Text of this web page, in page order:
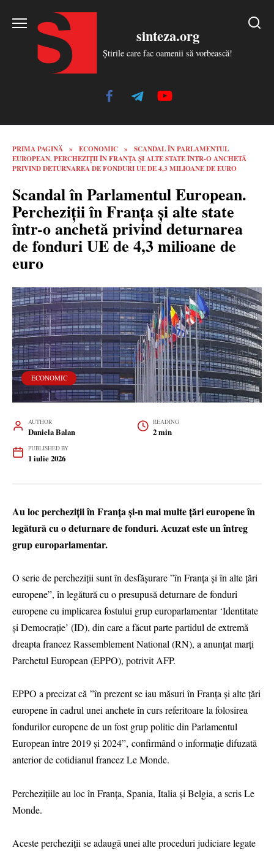
sinteza.org
Știrile care fac oamenii să vorbească!
PRIMA PAGINĂ » ECONOMIC »
SCANDAL ÎN PARLAMENTUL
EUROPEAN. PERCHEZIȚII ÎN FRANȚA ȘI ALTE STATE ÎNTR-O ANCHETĂ
PRIVIND DETURNAREA DE FONDURI UE DE 4,3 MILIOANE DE EURO
Scandal în Parlamentul European.
Percheziții în Franța și alte state
într-o anchetă privind deturnarea
de fonduri UE de 4,3 milioane de
euro
ECONOMIC
AUTHOR
Daniela Balan
READING
2 min
PUBLISHED BY
1 iulie 2026
Au loc percheziții în Franța și-n mai multe țări europene în
legătură cu o deturnare de fonduri. Acuzat este un întreg
grup europarlamentar.
O serie de percheziţii sunt în desfăşurare ”în Franţa şi în alte ţări
europene”, în legătură cu o presupusă deturnare de fonduri
europene cu implicarea fostului grup europarlamentar ‘Identitate
şi Democraţie’ (ID), din care a făcut parte partidul de extremă
dreapta francez Rassemblement National (RN), a anunţat marţi
Parchetul European (EPPO), potrivit AFP.
EPPO a precizat că ”în prezent se iau măsuri în Franţa şi alte ţări
europene în cadrul unei anchete în curs referitoare la folosirea
fondurilor europene de un fost grup politic din Parlamentul
European între 2019 şi 2024”, confirmând o informaţie difuzată
anterior de cotidianul francez Le Monde.
Percheziţiile au loc în Franţa, Spania, Italia şi Belgia, a scris Le
Monde.
Aceste percheziţii se adaugă unei alte proceduri judiciare legate